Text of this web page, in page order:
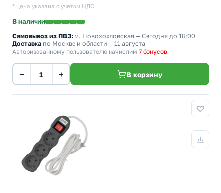
* цена указана с учетом НДС.
В наличии
Самовывоз из ПВЗ: м. Новохохловская — Сегодня до 18:00
Доставка по Москве и области — 11 августа
Авторизованному пользователю начислим 7 бонусов
− + В корзину